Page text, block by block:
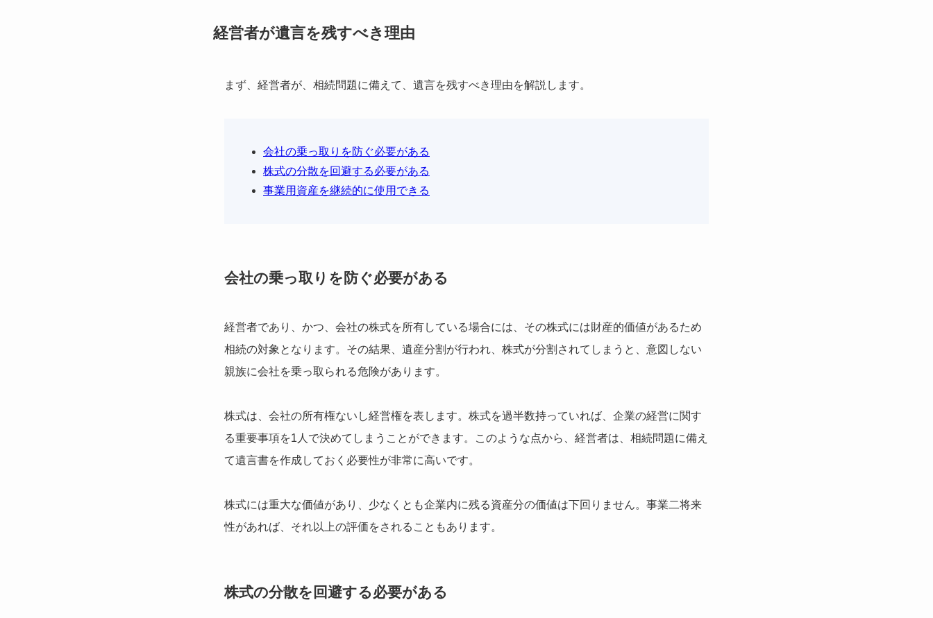
経営者が遺言を残すべき理由
まず、経営者が、相続問題に備えて、遺言を残すべき理由を解説します。
会社の乗っ取りを防ぐ必要がある
株式の分散を回避する必要がある
事業用資産を継続的に使用できる
会社の乗っ取りを防ぐ必要がある
経営者であり、かつ、会社の株式を所有している場合には、その株式には財産的価値があるため
相続の対象となります。その結果、遺産分割が行われ、株式が分割されてしまうと、意図しない
親族に会社を乗っ取られる危険があります。
株式は、会社の所有権ないし経営権を表します。株式を過半数持っていれば、企業の経営に関す
る重要事項を1人で決めてしまうことができます。このような点から、経営者は、相続問題に備え
て遺言書を作成しておく必要性が非常に高いです。
株式には重大な価値があり、少なくとも企業内に残る資産分の価値は下回りません。事業二将来
性があれば、それ以上の評価をされることもあります。
株式の分散を回避する必要がある